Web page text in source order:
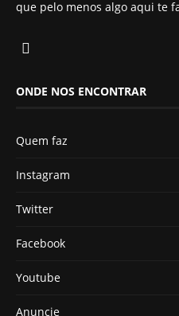
que pelo menos algo aqui te
ONDE NOS ENCONTRAR
Quem faz
Instagram
Twitter
Facebook
Youtube
Anuncie